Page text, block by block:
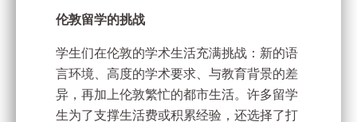
伦敦留学的挑战
学生们在伦敦的学术生活充满挑战：新的语
言环境、高度的学术要求、与教育背景的差
异，再加上伦敦繁忙的都市生活。许多留学
生为了支撑生活费或积累经验，还选择了打